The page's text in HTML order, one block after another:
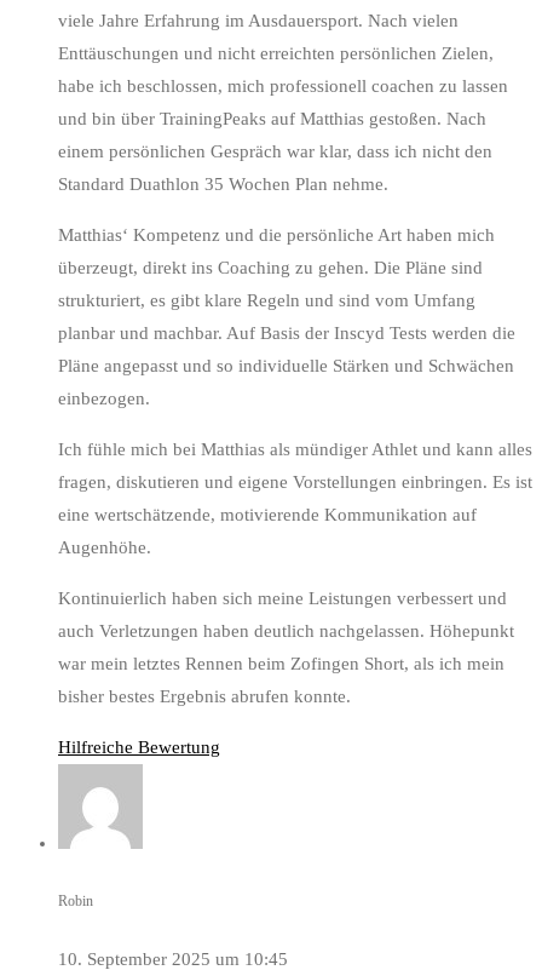
viele Jahre Erfahrung im Ausdauersport. Nach vielen
Enttäuschungen und nicht erreichten persönlichen Zielen,
habe ich beschlossen, mich professionell coachen zu lassen
und bin über TrainingPeaks auf Matthias gestoßen. Nach
einem persönlichen Gespräch war klar, dass ich nicht den
Standard Duathlon 35 Wochen Plan nehme.
Matthias‘ Kompetenz und die persönliche Art haben mich
überzeugt, direkt ins Coaching zu gehen. Die Pläne sind
strukturiert, es gibt klare Regeln und sind vom Umfang
planbar und machbar. Auf Basis der Inscyd Tests werden die
Pläne angepasst und so individuelle Stärken und Schwächen
einbezogen.
Ich fühle mich bei Matthias als mündiger Athlet und kann alles
fragen, diskutieren und eigene Vorstellungen einbringen. Es ist
eine wertschätzende, motivierende Kommunikation auf
Augenhöhe.
Kontinuierlich haben sich meine Leistungen verbessert und
auch Verletzungen haben deutlich nachgelassen. Höhepunkt
war mein letztes Rennen beim Zofingen Short, als ich mein
bisher bestes Ergebnis abrufen konnte.
Hilfreiche Bewertung
Robin
10. September 2025 um 10:45